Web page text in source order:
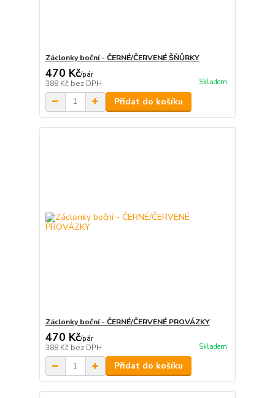
Záclonky boční - ČERNÉ/ČERVENÉ ŠŇŮRKY
470 Kč/pár
388 Kč bez DPH Skladem
Přidat do košíku
Záclonky boční - ČERNÉ/ČERVENÉ PROVÁZKY
470 Kč/pár
388 Kč bez DPH Skladem
Přidat do košíku